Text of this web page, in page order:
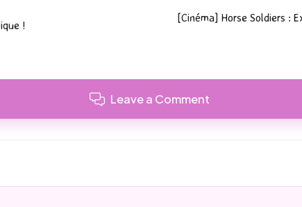
!
[Cinéma] Horse Soldiers :
Leave a Comment